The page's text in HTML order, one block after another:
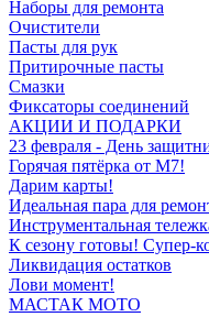
Наборы для ремонта
Очистители
Пасты для рук
Притирочные пасты
Смазки
Фиксаторы соединений
АКЦИИ И ПОДАРКИ
23 февраля - День
Горячая пятёрка от M7!
Дарим карты!
Идеальная пара для
Инструментальная
К сезону готовы! Супер-
Ликвидация остатков
Лови момент!
МАСТАК МОТО